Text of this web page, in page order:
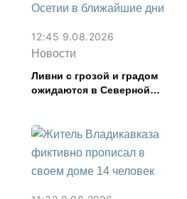
12:45 9.08.2026
Новости
Ливни с грозой и градом
ожидаются в Северной